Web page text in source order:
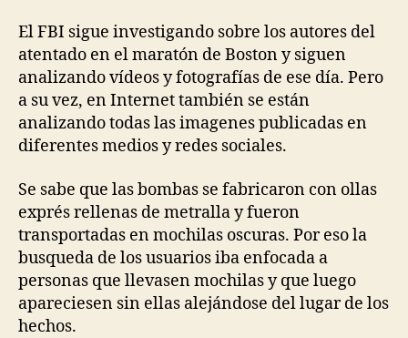
El FBI sigue investigando sobre los autores del
atentado en el maratón de Boston y siguen
analizando vídeos y fotografías de ese día. Pero
a su vez, en Internet también se están
analizando todas las imagenes publicadas en
diferentes medios y redes sociales.
Se sabe que las bombas se fabricaron con ollas
exprés rellenas de metralla y fueron
transportadas en mochilas oscuras. Por eso la
busqueda de los usuarios iba enfocada a
personas que llevasen mochilas y que luego
apareciesen sin ellas alejándose del lugar de los
hechos.